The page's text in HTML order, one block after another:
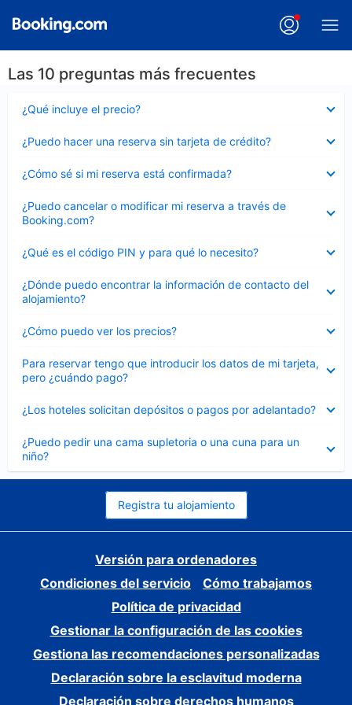
Las 10 preguntas más frecuentes
¿Qué incluye el precio?
cerrado
¿Puedo hacer una reserva sin tarjeta de crédito?
cerrado
¿Cómo sé si mi reserva está confirmada?
cerrado
¿Puedo cancelar o modificar mi reserva a través de
Booking.com?
cerrado
¿Qué es el código PIN y para qué lo necesito?
cerrado
¿Dónde puedo encontrar la información de contacto del
alojamiento?
cerrado
¿Cómo puedo ver los precios?
cerrado
Para reservar tengo que introducir los datos de mi tarjeta,
pero ¿cuándo pago?
cerrado
¿Los hoteles solicitan depósitos o pagos por adelantado?
cerrado
¿Puedo pedir una cama supletoria o una cuna para un
niño?
cerrado
Registra tu alojamiento
Versión para ordenadores
Condiciones del servicio
Cómo trabajamos
Política de privacidad
Gestionar la configuración de las cookies
Gestiona las recomendaciones personalizadas
Declaración sobre la esclavitud moderna
Declaración sobre derechos humanos